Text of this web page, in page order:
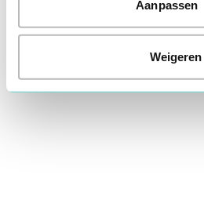
Aanpassen
Weigeren